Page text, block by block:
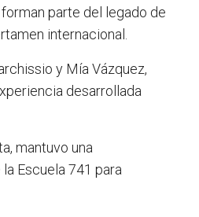
parte del legado de
internacional.
y Mía Vázquez,
desarrollada
mantuvo una
Escuela 741 para